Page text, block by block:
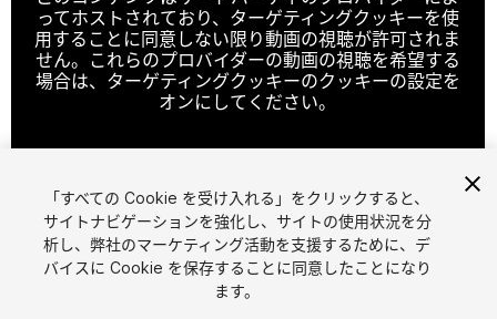
ってホストされており、ターゲティングクッキーを使
用することに同意しない限り動画の視聴が許可されま
せん。これらのプロバイダーの動画の視聴を希望する
場合は、ターゲティングクッキーのクッキーの設定を
オンにしてください。
クッキーの設定
1/11
「すべての Cookie を受け入れる」をクリックすると、
サイトナビゲーションを強化し、サイトの使用状況を分
析し、弊社のマーケティング活動を支援するために、デ
バイスに Cookie を保存することに同意したことになり
ます。